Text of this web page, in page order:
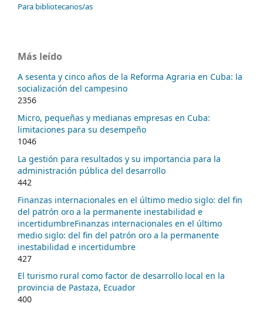
Para bibliotecarios/as
Más leído
A sesenta y cinco años de la Reforma Agraria en Cuba: la
socialización del campesino
2356
Micro, pequeñas y medianas empresas en Cuba:
limitaciones para su desempeño
1046
La gestión para resultados y su importancia para la
administración pública del desarrollo
442
Finanzas internacionales en el último medio siglo: del fin
del patrón oro a la permanente inestabilidad e
incertidumbreFinanzas internacionales en el último
medio siglo: del fin del patrón oro a la permanente
inestabilidad e incertidumbre
427
El turismo rural como factor de desarrollo local en la
provincia de Pastaza, Ecuador
400